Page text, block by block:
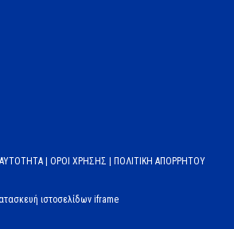
| ΟΡΟΙ ΧΡΗΣΗΣ | ΠΟΛΙΤΙΚΗ ΑΠΟΡΡΗΤΟΥ
ιστοσελίδων iframe